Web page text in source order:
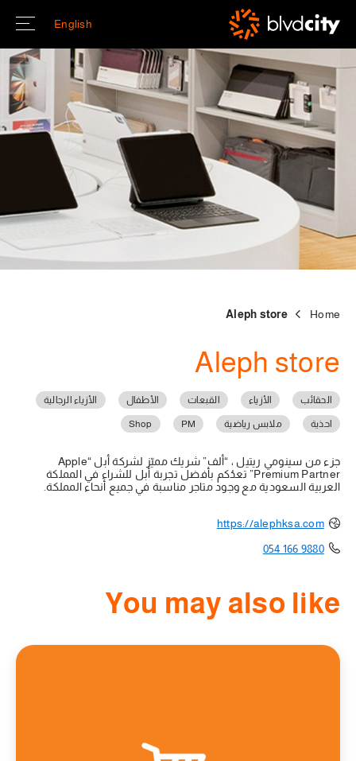
English
Home
Aleph store
Aleph store
الحقائب الأزياء القبعات الأطفال الأزياء الرجالية
احذية ملابس رياضية PM
Shop
جزء من سينومي ريتيل ، “ألف” شريك مميّز لشركة أبل “Apple
Premium Partner” تعدُكم بأفضل تجربة أبل للشراء في المملكة
العربية السعودية مع وجود متاجر مناسبة في جميع أنحاء المملكة.
https://alephksa.com
054 166 9880
You may also like